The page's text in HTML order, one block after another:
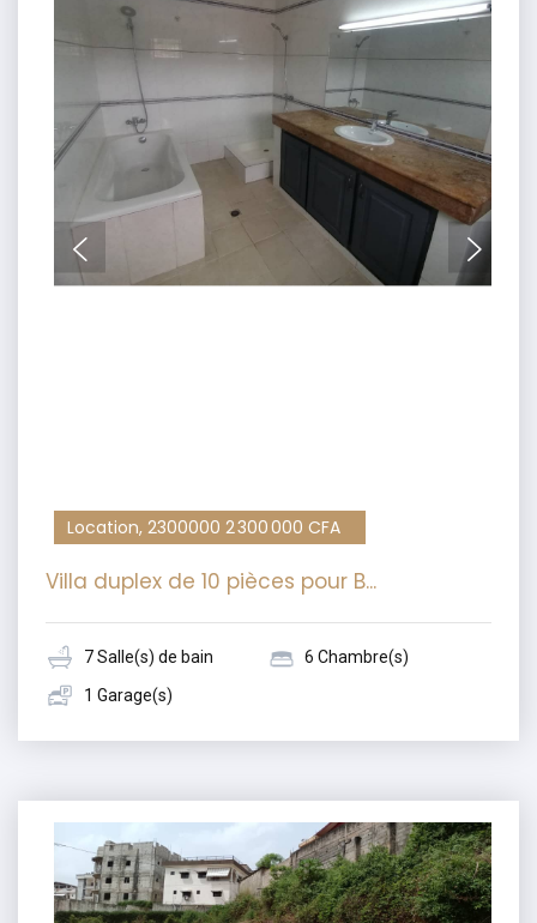
Location, 2300000 2 300 000 CFA
Villa duplex de 10 pièces pour B...
7 Salle(s) de bain
6 Chambre(s)
1 Garage(s)